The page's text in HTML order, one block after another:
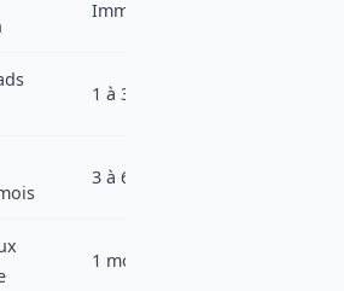
Immédiat
1 à 3 mois
3 à 6 mois
1 mois